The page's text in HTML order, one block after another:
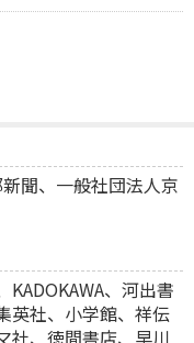
聞、一般社団法人京
KADOKAWA、河出書
英社、小学館、祥伝
社、徳間書店、早川